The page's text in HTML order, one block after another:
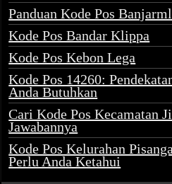
Panduan Kode Pos
Kode Pos Bandar Klippa
Kode Pos Kebon Lega
Kode Pos 14260:
Anda Butuhkan
Cari Kode Pos Kecamatan
Jawabannya
Kode Pos Kelurahan
Perlu Anda Ketahui